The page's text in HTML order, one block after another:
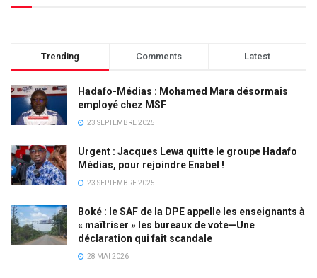
Trending Comments Latest
Hadafo-Médias : Mohamed Mara désormais
employé chez MSF
23 SEPTEMBRE 2025
Urgent : Jacques Lewa quitte le groupe Hadafo
Médias, pour rejoindre Enabel !
23 SEPTEMBRE 2025
Boké : le SAF de la DPE appelle les enseignants à
« maîtriser » les bureaux de vote—Une
déclaration qui fait scandale
28 MAI 2026